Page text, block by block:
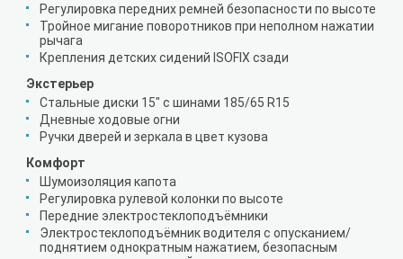
Регулировка передних ремней безопасности по высоте
Тройное мигание поворотников при неполном нажатии
рычага
Крепления детских сидений ISOFIX сзади
Экстерьер
Стальные диски 15" с шинами 185/65 R15
Дневные ходовые огни
Ручки дверей и зеркала в цвет кузова
Комфорт
Шумоизоляция капота
Регулировка рулевой колонки по высоте
Передние электростеклоподъёмники
Электростеклоподъёмник водителя с опусканием/
поднятием однократным нажатием, безопасным